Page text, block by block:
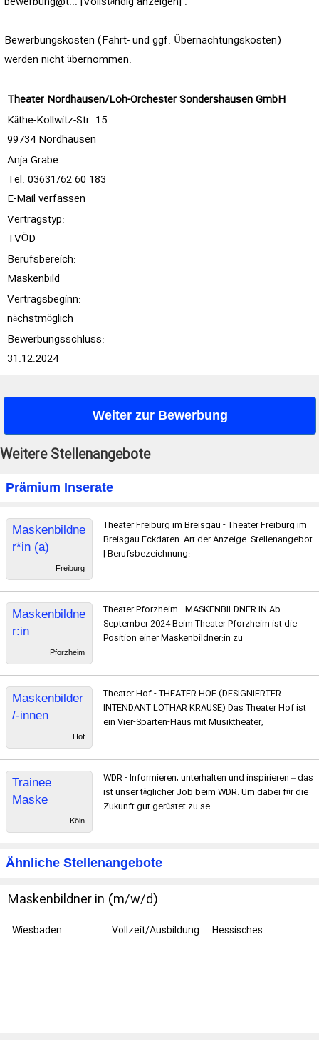
Bewerbungskosten (Fahrt- und ggf. Übernachtungskosten)
werden nicht übernommen.
Theater Nordhausen/Loh-Orchester Sondershausen GmbH
Käthe-Kollwitz-Str. 15
99734 Nordhausen
Anja Grabe
Tel. 03631/62 60 183
E-Mail verfassen
Vertragstyp:
TVÖD
Berufsbereich:
Maskenbild
Vertragsbeginn:
nächstmöglich
Bewerbungsschluss:
31.12.2024
Weiter zur Bewerbung
Weitere Stellenangebote
Prämium Inserate
Maskenbildne
r*in (a)
Freiburg
Theater Freiburg im Breisgau - Theater Freiburg im
Breisgau Eckdaten: Art der Anzeige: Stellenangebot
| Berufsbezeichnung:
Maskenbildne
r:in
Pforzheim
Theater Pforzheim - MASKENBILDNER:IN Ab
September 2024 Beim Theater Pforzheim ist die
Position einer Maskenbildner:in zu
Maskenbilder
/-innen
Hof
Theater Hof - THEATER HOF (DESIGNIERTER
INTENDANT LOTHAR KRAUSE) Das Theater Hof ist
ein Vier-Sparten-Haus mit Musiktheater,
Trainee
Maske
Köln
WDR - Informieren, unterhalten und inspirieren – das
ist unser täglicher Job beim WDR. Um dabei für die
Zukunft gut gerüstet zu se
Ähnliche Stellenangebote
Maskenbildner:in (m/w/d)
Wiesbaden Vollzeit/Ausbildung
Hessisches